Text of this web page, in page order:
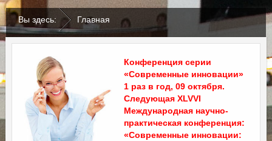
Вы здесь: Главная
Конференция серии
«Современные инновации»
1 раз в год, 09 октября.
Следующая XLVVI
Международная научно-
практическая конференция:
«Современные инновации: